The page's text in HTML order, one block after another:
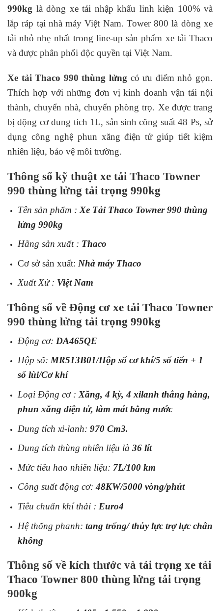
990kg là dòng xe tải nhập khẩu linh kiện 100% và
lắp ráp tại nhà máy Việt Nam. Tower 800 là dòng xe
tải nhỏ nhẹ nhất trong line-up sản phẩm xe tải Thaco
và được phân phối độc quyền tại Việt Nam.
Xe tải Thaco 990 thùng lửng có ưu điểm nhỏ gọn.
Thích hợp với những đơn vị kinh doanh vận tải nội
thành, chuyển nhà, chuyển phòng trọ. Xe được trang
bị động cơ dung tích 1L, sản sinh công suất 48 Ps, sử
dụng công nghệ phun xăng điện tử giúp tiết kiệm
nhiên liệu, bảo vệ môi trường.
Thông số kỹ thuật xe tải Thaco Towner
990 thùng lửng tải trọng 990kg
Tên sản phẩm : Xe Tải Thaco Towner 990 thùng
lửng 990kg
Hãng sản xuất : Thaco
Cơ sở sản xuất: Nhà máy Thaco
Xuất Xứ : Việt Nam
Thông số về Động cơ xe tải Thaco Towner
990 thùng lửng tải trọng 990kg
Động cơ: DA465QE
Hộp số:MR513B01/Hộp số cơ khí/5 số tiến + 1
số lùi/Cơ khí
Loại Động cơ : Xăng, 4 kỳ, 4 xilanh thẳng hàng,
phun xăng điện tử, làm mát bằng nước
Dung tích xi-lanh: 970 Cm3.
Dung tích thùng nhiên liệu là 36 lít
Mức tiêu hao nhiên liệu: 7L/100 km
Công suất động cơ:48KW/5000 vòng/phút
Tiêu chuẩn khí thải : Euro4
Hệ thống phanh: tang trống/ thủy lực trợ lực chân
không
Thông số về kích thước và tải trọng xe tải
Thaco Towner 800 thùng lửng tải trọng
900kg